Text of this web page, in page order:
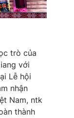
trò của
với
Lễ hội
nhận
Nam, ntk
thành